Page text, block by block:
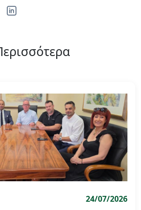
24/07/2026